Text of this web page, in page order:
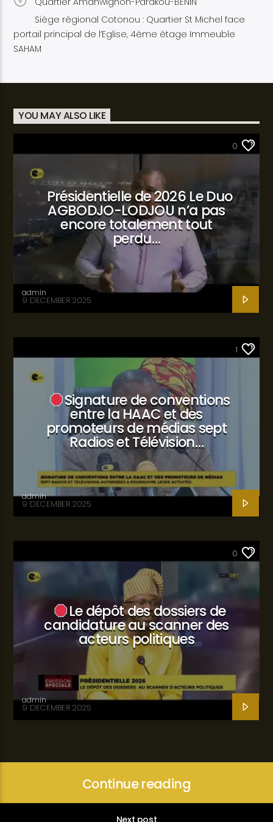
Siège régional Cotonou : Quartier St Michel face
portail principal de l’Eglise, 4ème étage Immeuble
SAHAM
YOU MAY ALSO LIKE
0
Présidentielle de 2026 Le Duo
AGBODJO-LODJOU n’a pas
encore totalement tout
perdu…
admin
9 DECEMBER 2025
1
Signature de conventions
entre la HAAC et des
promoteurs de médias sept
Radios et Télévision…
admin
9 DECEMBER 2025
0
Le dépôt des dossiers de
candidature au scanner des
acteurs politiques
admin
9 DECEMBER 2025
Continue reading